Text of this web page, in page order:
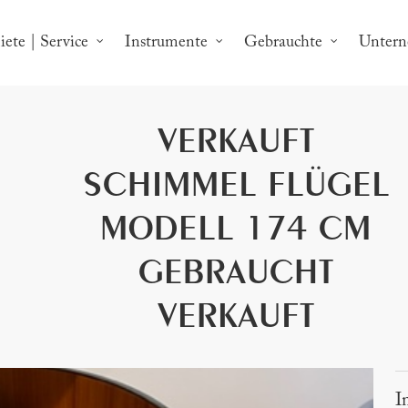
| Service Instrumente Gebrauchte
VERKAUFT
SCHIMMEL FLÜGEL
MODELL 174 CM
GEBRAUCHT
VERKAUFT